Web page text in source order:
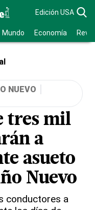
Edición USA
Mundo Economía
NUEVO
tres mil
a
asueto
Nuevo
conductores a